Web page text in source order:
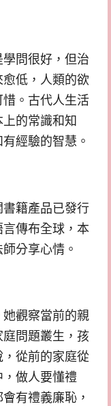
問很好，但治
低，人類的欲
。古代人生活
的常識和知
經驗的智慧。
書籍產品已發行
傳布全球，本
分享心情。
觀察當前的親
問題叢生，孩
從前的家庭從
做人要懂禮
有禮義廉恥，